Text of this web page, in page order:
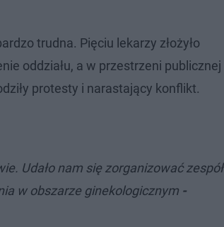
trudna. Pięciu lekarzy złożyło
oddziału, a w przestrzeni publicznej
protesty i narastający konflikt.
Udało nam się zorganizować zespół
w obszarze ginekologicznym -